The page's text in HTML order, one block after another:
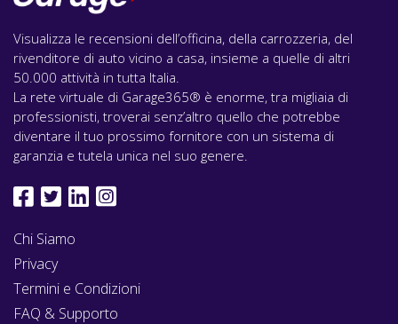
Visualizza le recensioni dell’officina, della carrozzeria, del
rivenditore di auto vicino a casa, insieme a quelle di altri
50.000 attività in tutta Italia.
La rete virtuale di Garage365® è enorme, tra migliaia di
professionisti, troverai senz’altro quello che potrebbe
diventare il tuo prossimo fornitore con un sistema di
garanzia e tutela unica nel suo genere.
Chi Siamo
Privacy
Termini e Condizioni
FAQ & Supporto